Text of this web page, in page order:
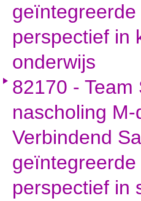
perspectief in
onderwijs
82170 -
nascholing
Verbindend
perspectief in